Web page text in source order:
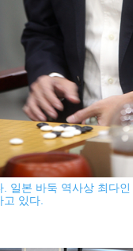
일본 바둑 역사상 최다인
있다.